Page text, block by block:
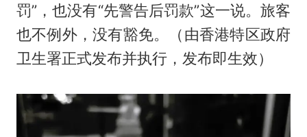
罚”，也没有“先警告后罚款”这一说。旅客
也不例外，没有豁免。（由香港特区政府
卫生署正式发布并执行，发布即生效）